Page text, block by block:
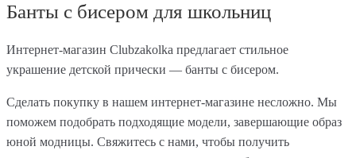
Банты с бисером для школьниц
Интернет-магазин Clubzakolka предлагает стильное
украшение детской прически — банты с бисером.
Сделать покупку в нашем интернет-магазине несложно. Мы
поможем подобрать подходящие модели, завершающие образ
юной модницы. Свяжитесь с нами, чтобы получить